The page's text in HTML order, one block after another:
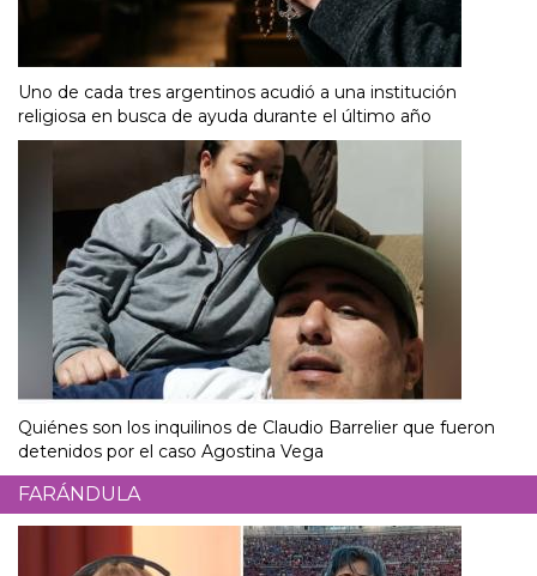
Uno de cada tres argentinos acudió a una institución
religiosa en busca de ayuda durante el último año
Quiénes son los inquilinos de Claudio Barrelier que fueron
detenidos por el caso Agostina Vega
FARÁNDULA